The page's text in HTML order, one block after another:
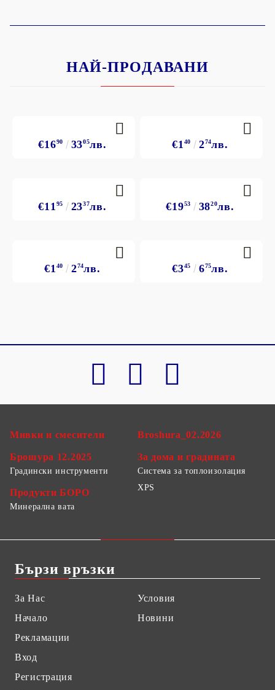
НАЙ-ПРОДАВАНИ
€1690 3305лв. €1 40 274лв.
€11 95 2337лв. €1953 3820лв.
€1 40 274лв. €345 675лв.
Мивки и смесители
Брошура 12.2025
Broshura_02.2026
За дома и градината
Градински инструменти
Продукти БОРО
Система за топлоизолация
XPS
Минерална вата
Бързи връзки
За Нас
Начало
Рекламации
Вход
Регистрация
Условия
Новини